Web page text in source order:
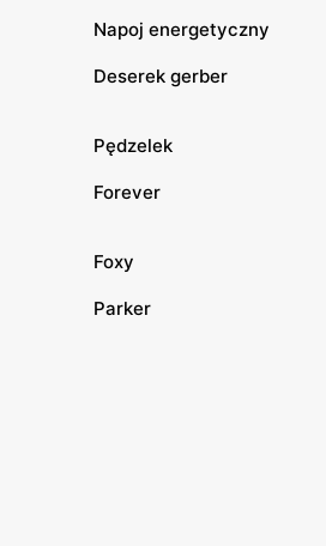
Napoj energetyczny
Deserek gerber
Pędzelek
Forever
Foxy
Parker